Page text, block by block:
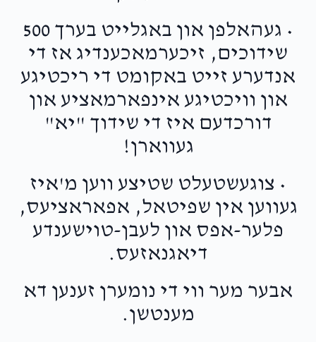
Miriam Neustadt
$1,734 $3,600
Goal
32
Esther Dini Moskowitz
$1,571
Donated
$1,000
Goal
14
Donors
Chesky & Rochel Leah Beneth
$1,800
• געהאלפן און באגלייט בערך 500
שידוכים, זיכערמאכענדיג אז די
אנדערע זייט באקומט די ריכטיגע
און וויכטיגע אינפארמאציע און
דורכדעם איז די שידוך "יא"
געווארן!
• צוגעשטעלט שטיצע ווען מ'איז
געווען אין שפיטאל, אפאראציעס,
פלער-אפס און לעבן-טוישענדע
דיאגנאזעס.
אבער מער ווי די נומערן זענען דא
מענטשן.